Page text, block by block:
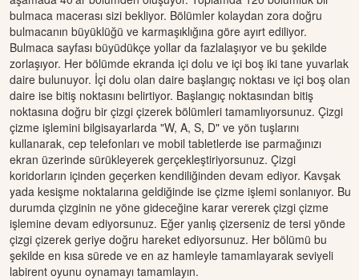
bulmaca macerası sizi bekliyor. Bölümler kolaydan zora doğru
bulmacanın büyüklüğü ve karmaşıklığına göre ayırt ediliyor.
Bulmaca sayfası büyüdükçe yollar da fazlalaşıyor ve bu şekilde
zorlaşıyor. Her bölümde ekranda içi dolu ve içi boş iki tane yuvarlak
daire bulunuyor. İçi dolu olan daire başlangıç noktası ve içi boş olan
daire ise bitiş noktasını belirtiyor. Başlangıç noktasından bitiş
noktasına doğru bir çizgi çizerek bölümleri tamamlıyorsunuz. Çizgi
çizme işlemini bilgisayarlarda "W, A, S, D" ve yön tuşlarını
kullanarak, cep telefonları ve mobil tabletlerde ise parmağınızı
ekran üzerinde sürükleyerek gerçekleştiriyorsunuz. Çizgi
koridorların içinden geçerken kendiliğinden devam ediyor. Kavşak
yada kesişme noktalarına geldiğinde ise çizme işlemi sonlanıyor. Bu
durumda çizginin ne yöne gideceğine karar vererek çizgi çizme
işlemine devam ediyorsunuz. Eğer yanlış çizerseniz de tersi yönde
çizgi çizerek geriye doğru hareket ediyorsunuz. Her bölümü bu
şekilde en kısa sürede ve en az hamleyle tamamlayarak seviyeli
labirent oyunu oynamayı tamamlayın.